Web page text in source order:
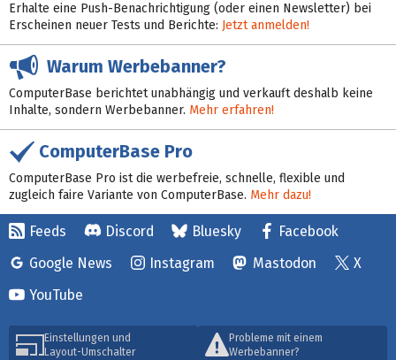
Erhalte eine Push-Benachrichtigung (oder einen Newsletter) bei
Erscheinen neuer Tests und Berichte: Jetzt anmelden!
Warum Werbebanner?
ComputerBase berichtet unabhängig und verkauft deshalb keine
Inhalte, sondern Werbebanner. Mehr erfahren!
ComputerBase Pro
ComputerBase Pro ist die werbefreie, schnelle, flexible und
zugleich faire Variante von ComputerBase. Mehr dazu!
Feeds Discord Bluesky
Facebook
Google News
Instagram Mastodon
X
YouTube
Einstellungen und
Layout-Umschalter
Probleme mit einem
Werbebanner?